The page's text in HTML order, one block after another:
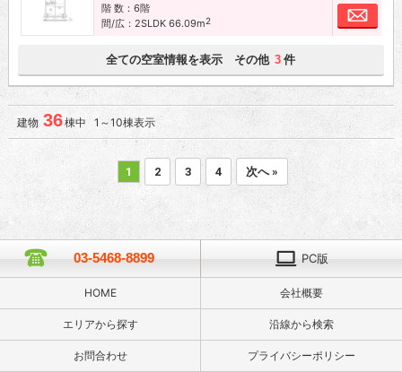
階 数：6階
間/広：2SLDK 66.09m2
お
全ての空室情報を表示 その他 3 件
建物 36棟中 1～10棟表示
1 2 3 4 次へ »
03-5468-8899 PC版
HOME 会社概要
エリアから探す 沿線から検索
お問合わせ プライバシーポリシー